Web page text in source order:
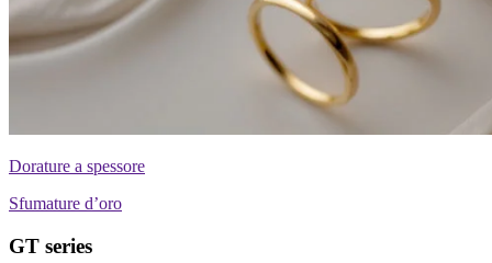
Dorature a spessore
Sfumature d’oro
GT series